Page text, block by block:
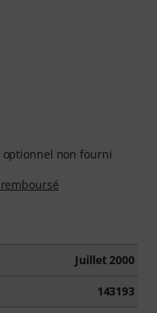
2026 dans la
ligne » ! Plus de 400
et niveaux
bien plus encore.
par chat,
ralenti et
optionnel non fourni
Juillet 2000
143193